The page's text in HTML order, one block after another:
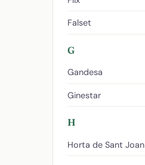
Falset
G
Gandesa
Ginestar
H
Horta de Sant Joan